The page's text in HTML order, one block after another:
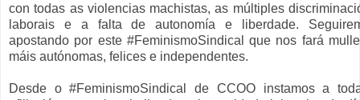
con todas as violencias machistas, as múltiples
laborais e a falta de autonomía e liberdade.
apostando por este #FeminismoSindical que nos fará
máis autónomas, felices e independentes.
Desde o #FeminismoSindical de CCOO instamos a